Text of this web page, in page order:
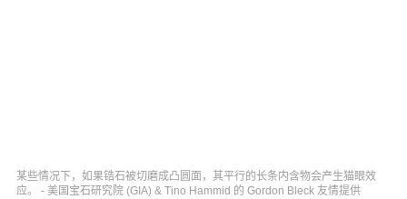
某些情况下，如果锆石被切磨成凸圆面，其平行的长条内含物会产生猫眼效
应。 - 美国宝石研究院 (GIA) & Tino Hammid 的 Gordon Bleck 友情提供